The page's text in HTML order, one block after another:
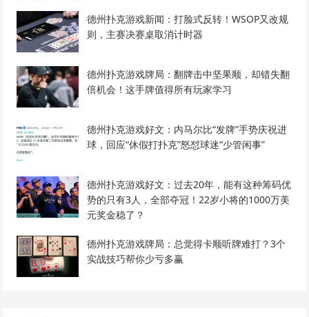
德州扑克游戏新闻：打脸式反转！WSOP又改规
则，主赛决赛桌取消计时器
德州扑克游戏牌局：翻牌击中坚果顺，却错失翻
倍机会！这手牌值得所有玩家学习
德州扑克游戏好文：内马尔比“发牌”手势庆祝进
球，回应“休假打扑克”怒怼球迷“少管闲事”
德州扑克游戏好文：过去20年，能有这种筹码优
势的只有3人，全部夺冠！22岁小将的1000万美
元奖金稳了？
德州扑克游戏牌局：总觉得卡顺听牌难打？3个
实战技巧帮你少亏多赢